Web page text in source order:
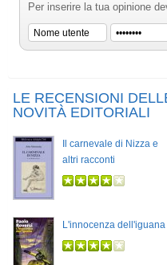
Per inserire la tua opinione
LE RECENSIONI
NOVITÀ EDITORIALI
Il carnevale di Nizza e
altri racconti
L'innocenza dell'iguana